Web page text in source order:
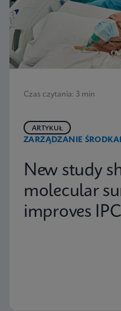
Czas czytania: 3 min
ZARZĄDZANIE
ARTYKUŁ
New study
molecular
improves